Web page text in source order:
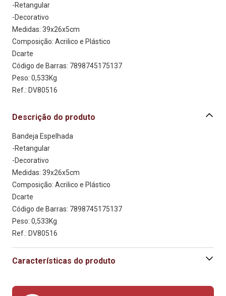
-Retangular
-Decorativo
Medidas: 39x26x5cm
Composição: Acrilico e Plástico
Dcarte
Código de Barras: 7898745175137
Peso: 0,533Kg
Ref.: DV80516
Descrição do produto
Bandeja Espelhada
-Retangular
-Decorativo
Medidas: 39x26x5cm
Composição: Acrilico e Plástico
Dcarte
Código de Barras: 7898745175137
Peso: 0,533Kg
Ref.: DV80516
Características do produto